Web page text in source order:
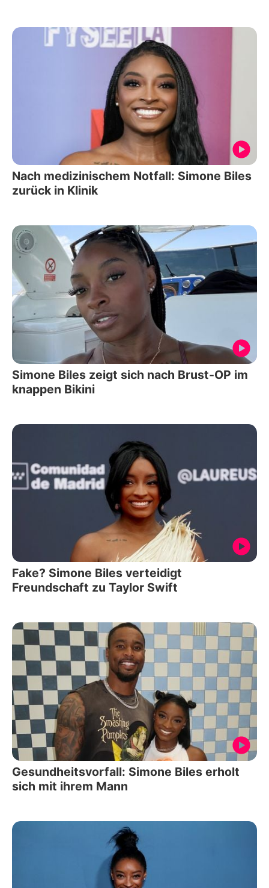
Nach medizinischem Notfall: Simone Biles
zurück in Klinik
Simone Biles zeigt sich nach Brust-OP im
knappen Bikini
Fake? Simone Biles verteidigt
Freundschaft zu Taylor Swift
Gesundheitsvorfall: Simone Biles erholt
sich mit ihrem Mann